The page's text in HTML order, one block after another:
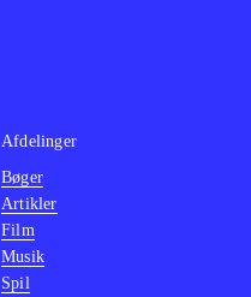
Afdelinger
Bøger
Artikler
Film
Musik
Spil